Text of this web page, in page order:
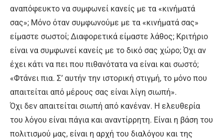
αναπόφευκτο να συμφωνεί κανείς με τα «κινήματά
σας»; Μόνο όταν συμφωνούμε με τα «κινήματά σας»
είμαστε σωστοί; Διαφορετικά είμαστε λάθος; Κριτήριο
είναι να συμφωνεί κανείς με το δικό σας χώρο; Όχι αν
έχει κάτι να πει που πιθανότατα να είναι και σωστό;
«Φτάνει πια. Σ’ αυτήν την ιστορική στιγμή, το μόνο που
απαιτείται από μέρους σας είναι λίγη σιωπή».
Όχι δεν απαιτείται σιωπή από κανέναν. Η ελευθερία
του λόγου είναι πάγια και αναντίρρητη. Είναι η βάση του
πολιτισμού μας, είναι η αρχή του διαλόγου και της